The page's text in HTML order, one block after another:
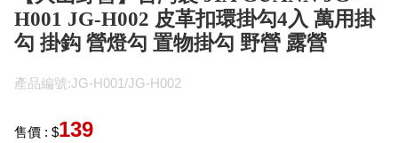
H001 JG-H002 皮革扣環掛勾4入 萬用掛
勾 掛鈎 營燈勾 置物掛勾 野營 露營
產品編號:JG-H001/JG-H002
售價 : $139